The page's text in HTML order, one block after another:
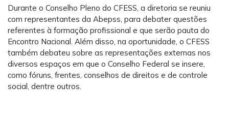
Durante o Conselho Pleno do CFESS, a diretoria se reuniu
com representantes da Abepss, para debater questões
referentes à formação profissional e que serão pauta do
Encontro Nacional. Além disso, na oportunidade, o CFESS
também debateu sobre as representações externas nos
diversos espaços em que o Conselho Federal se insere,
como fóruns, frentes, conselhos de direitos e de controle
social, dentre outros.